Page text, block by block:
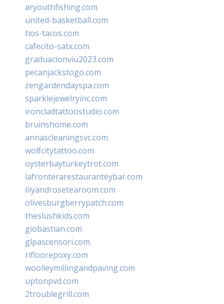
aryouthfishing.com
united-basketball.com
tios-tacos.com
cafecito-satx.com
graduacionviu2023.com
pecanjackstogo.com
zengardendayspa.com
sparklejewelryinc.com
ironcladtattoostudio.com
bruinshome.com
annascleaningsvc.com
wolfcitytattoo.com
oysterbayturkeytrot.com
lafronterarestauranteybar.com
lilyandrosetearoom.com
olivesburgberrypatch.com
theslushkids.com
giobastian.com
glpascensori.com
rifloorepoxy.com
woolleymillingandpaving.com
uptonpvd.com
2troublegrill.com